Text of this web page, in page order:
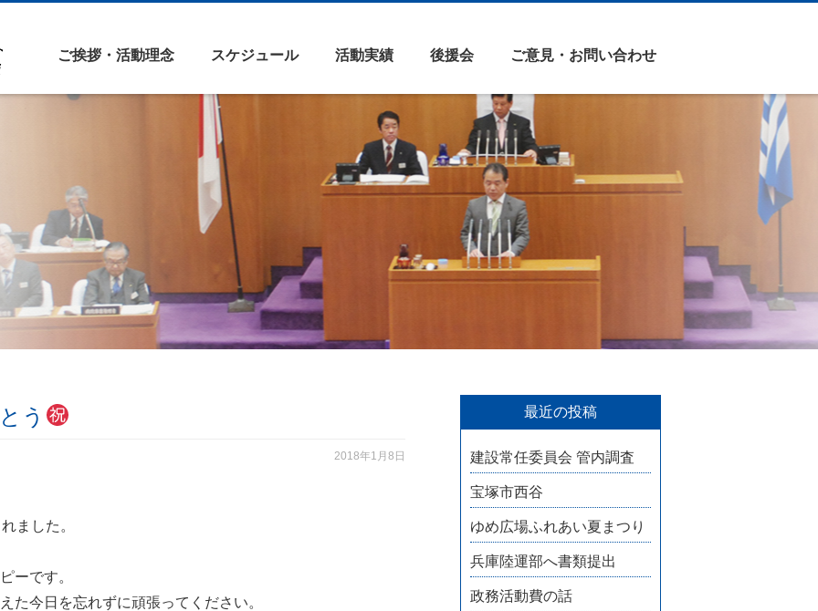
ご挨拶・活動理念 スケジュール 活動実績 後援会 ご意見・お問い合わせ
う
2018年1月8日
ました。
ーです。
た今日を忘れずに頑張ってください。
最近の投稿
建設常任委員会 管内調査
宝塚市西谷
ゆめ広場ふれあい夏まつり
兵庫陸運部へ書類提出
政務活動費の話